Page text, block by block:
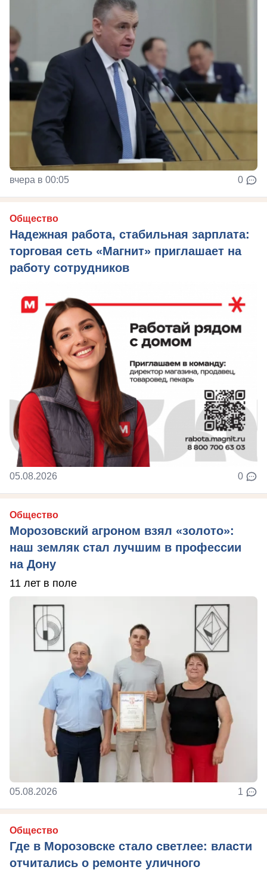
вчера в 00:05 0
Общество
Надежная работа, стабильная зарплата:
торговая сеть «Магнит» приглашает на
работу сотрудников
05.08.2026 0
Общество
Морозовский агроном взял «золото»:
наш земляк стал лучшим в профессии
на Дону
11 лет в поле
05.08.2026 1
Общество
Где в Морозовске стало светлее: власти
отчитались о ремонте уличного